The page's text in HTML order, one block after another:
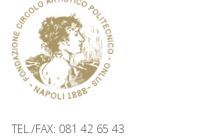
TEL./FAX: 081 42 65 43